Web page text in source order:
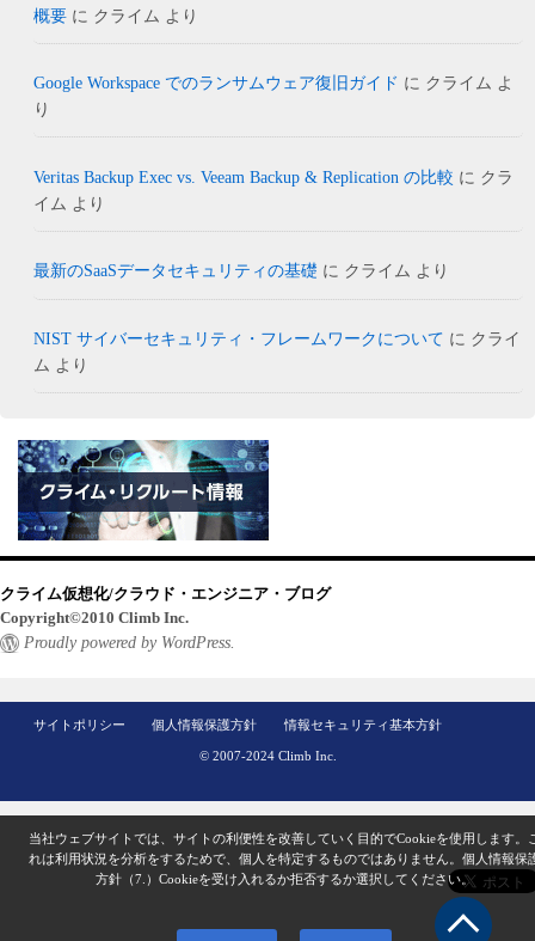
概要 に クライム より
Google Workspace でのランサムウェア復旧ガイド に クライム よ
り
Veritas Backup Exec vs. Veeam Backup & Replication の比較 に クラ
イム より
最新のSaaSデータセキュリティの基礎 に クライム より
NIST サイバーセキュリティ・フレームワークについて に クライ
ム より
クライム仮想化/クラウド・エンジニア・ブログ
Copyright©2010 Climb Inc.
Proudly powered by WordPress.
サイトポリシー 個人情報保護方針 情報セキュリティ基本方針
© 2007-2024 Climb Inc.
当社ウェブサイトでは、サイトの利便性を改善していく目的でCookieを使用します。
れは利用状況を分析をするためで、個人を特定するものではありません。 個人情報保
方針（7.） Cookieを受け入れるか拒否するか選択してください。